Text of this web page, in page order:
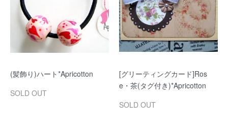
(髪飾り)ハート*Apricotton
SOLD OUT
[グリーティングカード]Ros
e・茶(タグ付き)*Apricotton
SOLD OUT